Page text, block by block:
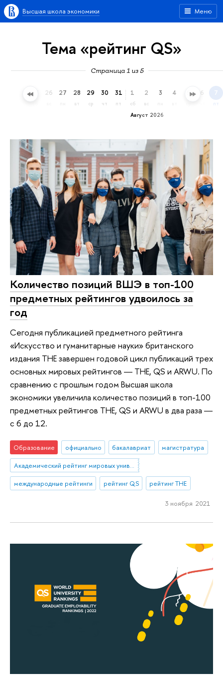
Меню
Высшая школа экономики
Тема «рейтинг QS»
Страница 1 из 5
25 26 27 28
вт
29
ср
30
чт
31
пт
Август 2026
1
сб
2
вс
3 4 5 6 7
пт
Количество позиций ВШЭ в топ-100
предметных рейтингов удвоилось за
год
Сегодня публикацией предметного рейтинга
«Искусство и гуманитарные науки» британского
издания THE завершен годовой цикл публикаций трех
основных мировых рейтингов ― THE, QS и ARWU. По
сравнению с прошлым годом Высшая школа
экономики увеличила количество позиций в топ-100
предметных рейтингов ТНЕ, QS и ARWU в два раза ―
с 6 до 12.
Образование официально бакалавриат
магистратура
Академический рейтинг мировых университетов (ARWU)
международные рейтинги
рейтинг QS рейтинг THE
3 ноября 2021